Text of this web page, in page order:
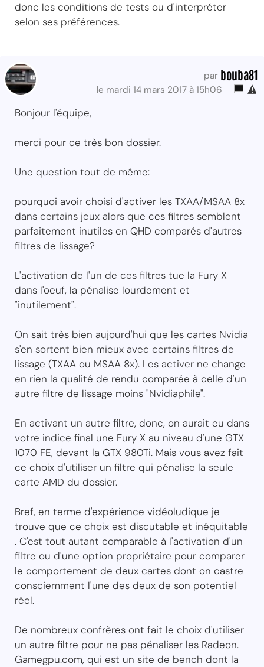
donc les conditions de tests ou d'interpréter
selon ses préférences.
par bouba81
le mardi 14 mars 2017 à 15h06
Bonjour l'équipe,
merci pour ce très bon dossier.
Une question tout de même:
pourquoi avoir choisi d'activer les TXAA/MSAA 8x
dans certains jeux alors que ces filtres semblent
parfaitement inutiles en QHD comparés d'autres
filtres de lissage?
L'activation de l'un de ces filtres tue la Fury X
dans l'oeuf, la pénalise lourdement et
"inutilement".
On sait très bien aujourd'hui que les cartes Nvidia
s'en sortent bien mieux avec certains filtres de
lissage (TXAA ou MSAA 8x). Les activer ne change
en rien la qualité de rendu comparée à celle d'un
autre filtre de lissage moins "Nvidiaphile".
En activant un autre filtre, donc, on aurait eu dans
votre indice final une Fury X au niveau d'une GTX
1070 FE, devant la GTX 980Ti. Mais vous avez fait
ce choix d'utiliser un filtre qui pénalise la seule
carte AMD du dossier.
Bref, en terme d'expérience vidéoludique je
trouve que ce choix est discutable et inéquitable
. C'est tout autant comparable à l'activation d'un
filtre ou d'une option propriétaire pour comparer
le comportement de deux cartes dont on castre
consciemment l'une des deux de son potentiel
réel.
De nombreux confrères ont fait le choix d'utiliser
un autre filtre pour ne pas pénaliser les Radeon.
Gamegpu.com, qui est un site de bench dont la